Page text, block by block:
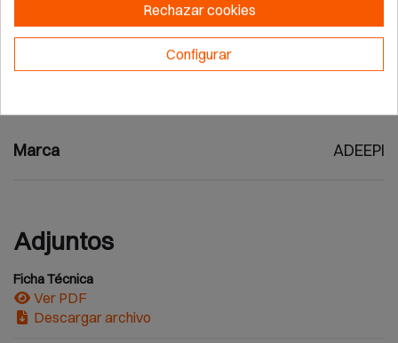
Marca ADEEPI
Adjuntos
Ficha Técnica
Ver PDF
Descargar archivo
Rechazar cookies
Configurar